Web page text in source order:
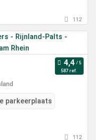
112
587 ref.
parkeerplaats
112